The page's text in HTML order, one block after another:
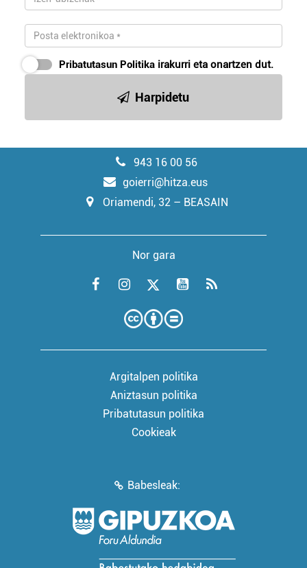
Pribatutasun Politika irakurri eta onartzen dut.
Harpidetu
943 16 00 56
goierri@hitza.eus
Oriamendi, 32 – BEASAIN
Nor gara
Argitalpen politika
Aniztasun politika
Pribatutasun politika
Cookieak
Babesleak: